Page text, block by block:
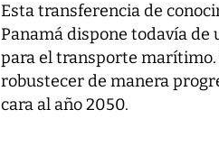
Esta transferencia de
Panamá dispone todavía
para el transporte marítimo.
robustecer de manera
cara al año 2050.